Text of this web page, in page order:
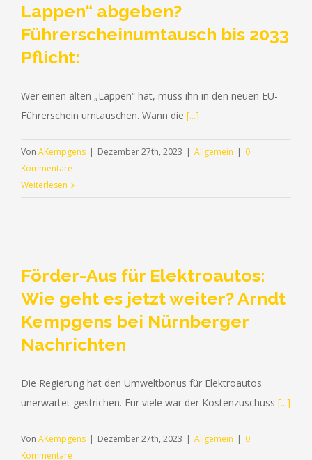
Lappen“ abgeben?
Führerscheinumtausch bis 2033
Pflicht:
Wer einen alten „Lappen“ hat, muss ihn in den neuen EU-
Führerschein umtauschen. Wann die [...]
Von AKempgens | Dezember 27th, 2023 | Allgemein | 0
Kommentare
Weiterlesen
Förder-Aus für Elektroautos:
Wie geht es jetzt weiter? Arndt
Kempgens bei Nürnberger
Nachrichten
Die Regierung hat den Umweltbonus für Elektroautos
unerwartet gestrichen. Für viele war der Kostenzuschuss [...]
Von AKempgens | Dezember 27th, 2023 | Allgemein | 0
Kommentare